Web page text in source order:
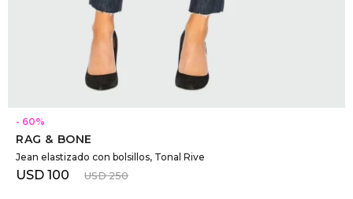
60
RAG & BONE
Jean elastizado con bolsillos, Tonal Rive
USD 100 USD 250